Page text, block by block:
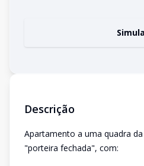
Descrição
Apartamento a uma quadra
"porteira fechada", com: